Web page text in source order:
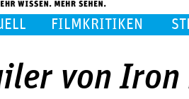
FILMKRITIKEN
von Iron